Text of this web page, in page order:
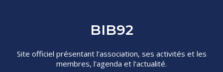
BIB92
Site officiel présentant l'association, ses activités et les
membres, l'agenda et l'actualité.